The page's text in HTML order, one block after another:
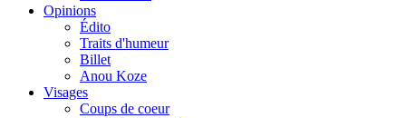
Opinions
Édito
Traits d'humeur
Billet
Anou Koze
Visages
Coups de coeur